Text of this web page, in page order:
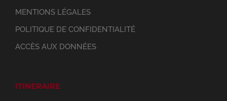
MENTIONS LÉGALES
POLITIQUE DE CONFIDENTIALITÉ
ACCÈS AUX DONNÉES
ITINERAIRE